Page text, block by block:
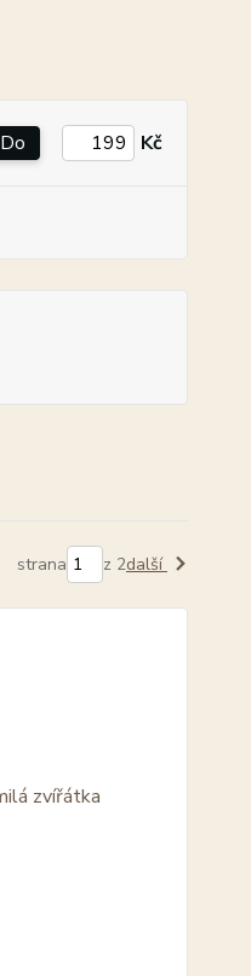
Do Kč
strana z 2další